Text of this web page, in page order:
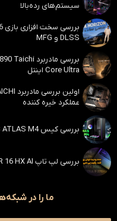
سیستم‌های رده‌بالا
DLSS و MFG
Core Ultra اینتل
عملکرد خیره کننده
بررسی کیس GAMDIAS ATLAS M4 | آکواریومی قابل‌دفاع
بررسی لپ تاپ MSI VECTOR 16 HX AI | هیولایی در پردازش
ما را در